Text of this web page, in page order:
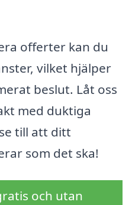
offerter kan du
vilket hjälper
beslut. Låt oss
med duktiga
till att ditt
som det ska!
och utan